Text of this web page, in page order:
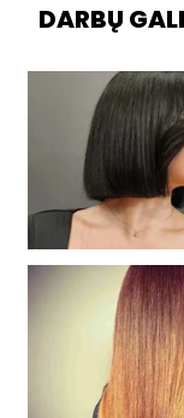
DARBŲ